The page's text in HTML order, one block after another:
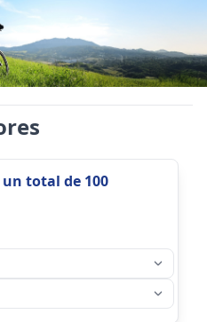
total de 100